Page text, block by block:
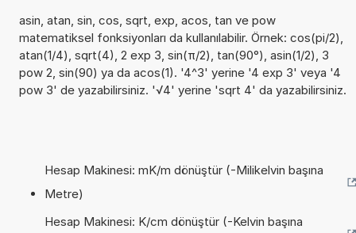
asin, atan, sin, cos, sqrt, exp, acos, tan ve pow
matematiksel fonksiyonları da kullanılabilir. Örnek: cos(pi/2),
atan(1/4), sqrt(4), 2 exp 3, sin(π/2), tan(90°), asin(1/2), 3
pow 2, sin(90) ya da acos(1). '4^3' yerine '4 exp 3' veya '4
pow 3' de yazabilirsiniz. '√4' yerine 'sqrt 4' da yazabilirsiniz.
Hesap Makinesi: mK/m dönüştür (-Milikelvin başına
Metre)
Hesap Makinesi: K/cm dönüştür (-Kelvin başına